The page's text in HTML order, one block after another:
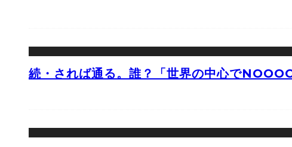
続・されば通る。誰？「世界の中心で